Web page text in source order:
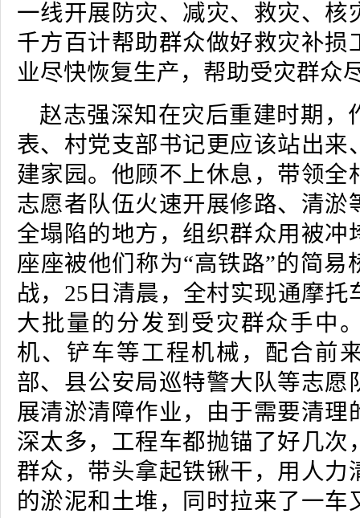
一线开展防灾、减灾、救灾、核
千方百计帮助群众做好救灾补损
业尽快恢复生产，帮助受灾群众
赵志强深知在灾后重建时期，
表、村党支部书记更应该站出来
建家园。他顾不上休息，带领全
志愿者队伍火速开展修路、清淤
全塌陷的地方，组织群众用被冲
座座被他们称为“高铁路”的简易
战，25日清晨，全村实现通摩托
大批量的分发到受灾群众手中
机、铲车等工程机械，配合前
部、县公安局巡特警大队等志愿
展清淤清障作业，由于需要清理
深太多，工程车都抛锚了好几次
群众，带头拿起铁锹干，用人力
的淤泥和土堆，同时拉来了一车